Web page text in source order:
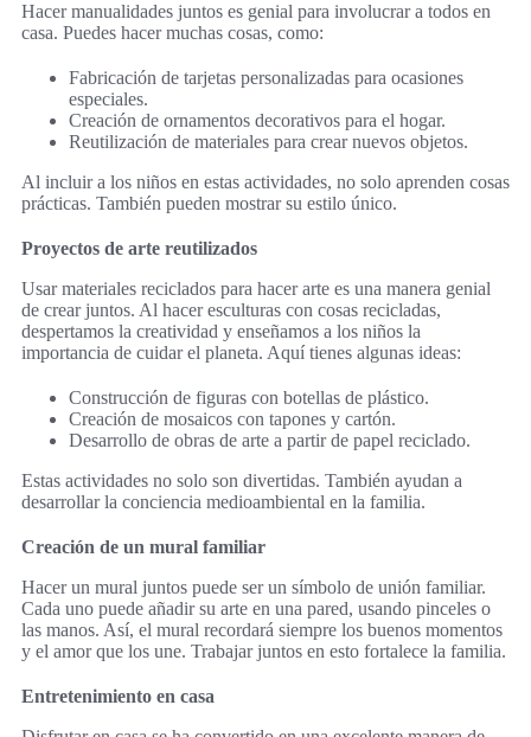
Hacer manualidades juntos es genial para involucrar a todos en
casa. Puedes hacer muchas cosas, como:
Fabricación de tarjetas personalizadas para ocasiones
especiales.
Creación de ornamentos decorativos para el hogar.
Reutilización de materiales para crear nuevos objetos.
Al incluir a los niños en estas actividades, no solo aprenden cosas
prácticas. También pueden mostrar su estilo único.
Proyectos de arte reutilizados
Usar materiales reciclados para hacer arte es una manera genial
de crear juntos. Al hacer esculturas con cosas recicladas,
despertamos la creatividad y enseñamos a los niños la
importancia de cuidar el planeta. Aquí tienes algunas ideas:
Construcción de figuras con botellas de plástico.
Creación de mosaicos con tapones y cartón.
Desarrollo de obras de arte a partir de papel reciclado.
Estas actividades no solo son divertidas. También ayudan a
desarrollar la conciencia medioambiental en la familia.
Creación de un mural familiar
Hacer un mural juntos puede ser un símbolo de unión familiar.
Cada uno puede añadir su arte en una pared, usando pinceles o
las manos. Así, el mural recordará siempre los buenos momentos
y el amor que los une. Trabajar juntos en esto fortalece la familia.
Entretenimiento en casa